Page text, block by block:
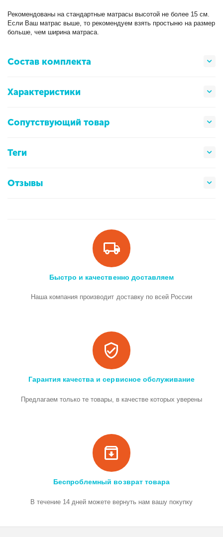
Рекомендованы на стандартные матрасы высотой не более 15 см.
Если Ваш матрас выше, то рекомендуем взять простыню на размер
больше, чем ширина матраса.
Состав комплекта
Характеристики
Сопутствующий товар
Теги
Отзывы
Быстро и качественно доставляем
Наша компания производит доставку по всей России
Гарантия качества и сервисное обслуживание
Предлагаем только те товары, в качестве которых уверены
Беспроблемный возврат товара
В течение 14 дней можете вернуть нам вашу покупку